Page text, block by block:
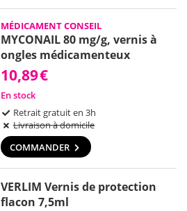
MÉDICAMENT CONSEIL
MYCONAIL 80 mg/g, vernis à
ongles médicamenteux
10,89€
En stock
Retrait gratuit en 3h
Livraison à domicile
COMMANDER
VERLIM Vernis de protection
flacon 7,5ml